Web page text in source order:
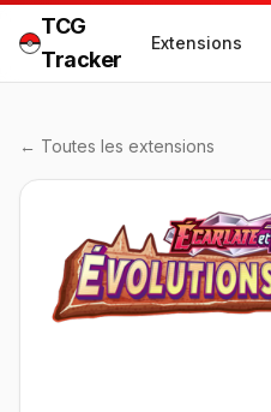
TCG
Tracker
Extensions
← Toutes les extensions